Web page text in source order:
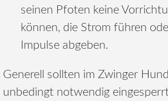
seinen Pfoten keine
können, die Strom führen
Impulse abgeben.
Generell sollten im Zwinger
unbedingt notwendig